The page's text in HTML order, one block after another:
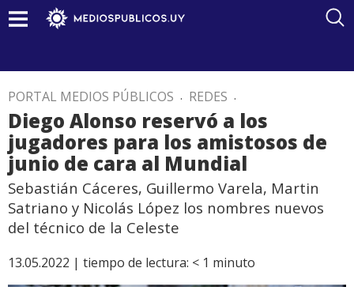
PORTAL MEDIOS PÚBLICOS . REDES .
Diego Alonso reservó a los
jugadores para los amistosos de
junio de cara al Mundial
Sebastián Cáceres, Guillermo Varela, Martin
Satriano y Nicolás López los nombres nuevos
del técnico de la Celeste
13.05.2022 | tiempo de lectura: < 1 minuto